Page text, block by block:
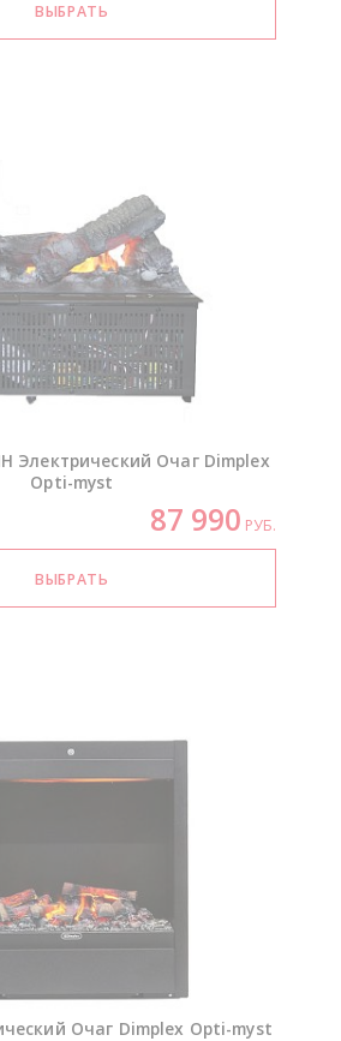
Электрический Очаг Dimplex
Opti-myst
87 990 РУБ.
Очаг Dimplex Opti-myst